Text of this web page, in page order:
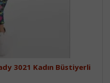
3021 Kadın Büstiyerli